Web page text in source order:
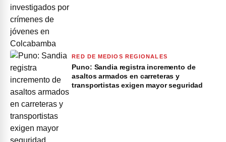
RED DE MEDIOS REGIONALES
Puno: Sandia registra incremento de
asaltos armados en carreteras y
transportistas exigen mayor seguridad